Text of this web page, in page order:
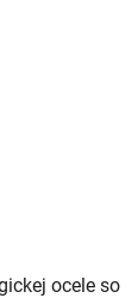
ocele so